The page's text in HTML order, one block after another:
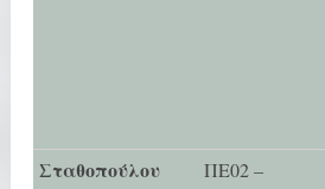
Σταθοπούλου
ΠΕ02 –